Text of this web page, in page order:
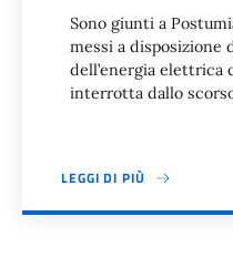
Sono giunti a
messi a disposizione
dell’energia elettrica
interrotta dallo
LEGGI DI PIÙ